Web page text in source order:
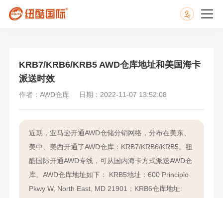
KRB7/KRB6/KRB5 AWD仓库地址和美国海卡
派送时效
作者：AWD仓库 日期：2022-11-07 13:52:08
近期，亚马逊开通AWD仓储分销网络，分布在美东、
美中、美西开通了AWD仓库：KRB7/KRB6/KRB5。纽
酷国际开通AWD专线，可从国内海卡方式派送AWD仓
库。AWD仓库地址如下： KRB5地址：600 Principio
Pkwy W, North East, MD 21901；KRB6仓库地址: